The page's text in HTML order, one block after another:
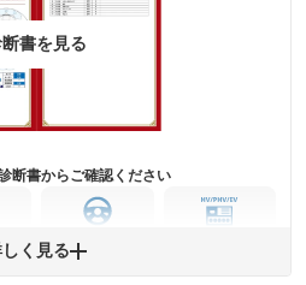
ざいません。購入時は必ず現車をご確認
ンチェックシートにつきましては、形式
載している鑑定日の鑑定結果となりま
書を見る
断書からご確認ください
ステアリング
く見る